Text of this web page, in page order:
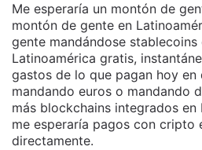
Me esperaría un montón de
montón de gente en
gente mandándose stablecoins
Latinoamérica gratis,
gastos de lo que pagan hoy en
mandando euros o mandando
más blockchains integrados
me esperaría pagos con cripto
directamente.